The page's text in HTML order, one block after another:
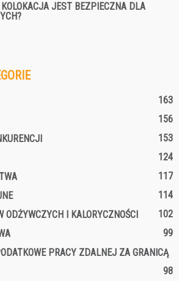
JEST BEZPIECZNA DLA
163
156
153
124
117
114
I KALORYCZNOŚCI
102
99
PRACY ZDALNEJ ZA GRANICĄ
98